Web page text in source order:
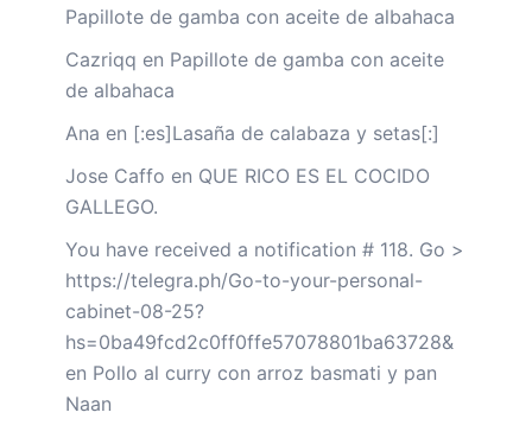
Papillote de gamba con aceite de albahaca
Cazriqq en Papillote de gamba con aceite
de albahaca
Ana en [:es]Lasaña de calabaza y setas[:]
Jose Caffo en QUE RICO ES EL COCIDO
GALLEGO.
You have received a notification # 118. Go >
https://telegra.ph/Go-to-your-personal-
cabinet-08-25?
hs=0ba49fcd2c0ff0ffe57078801ba63728&
en Pollo al curry con arroz basmati y pan
Naan